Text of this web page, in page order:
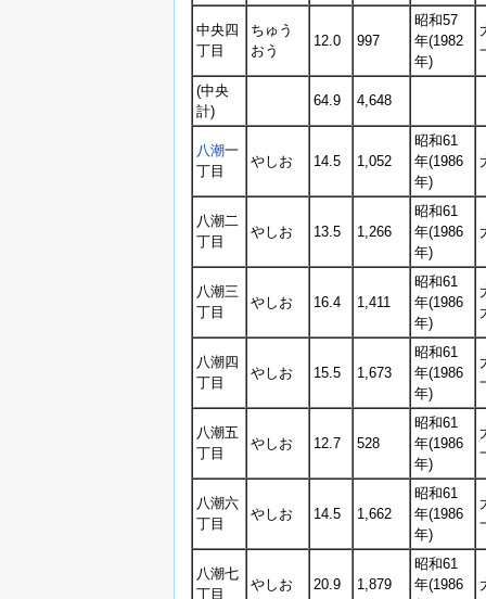
中央四
丁目
ちゅう
おう
12.0 997
昭和57
年(1982
年)
(中央
計)
64.9 4,648
八潮一
丁目
やしお 14.5 1,052
昭和61
年(1986
年)
八潮二
丁目
やしお 13.5 1,266
昭和61
年(1986
年)
八潮三
丁目
やしお 16.4 1,411
昭和61
年(1986
年)
八潮四
丁目
やしお 15.5 1,673
昭和61
年(1986
年)
八潮五
丁目
やしお 12.7 528
昭和61
年(1986
年)
八潮六
丁目
やしお 14.5 1,662
昭和61
年(1986
年)
八潮七
丁目
やしお 20.9 1,879
昭和61
年(1986